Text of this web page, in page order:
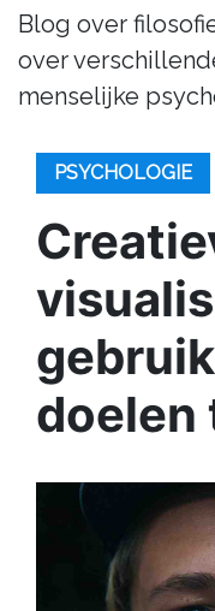
Blog over
over
menselijke
PSYCHOLOGIE
doelen